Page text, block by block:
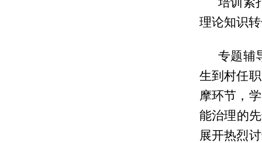
理论知识
专题辅
生到村任
摩环节，
能治理的
展开热烈